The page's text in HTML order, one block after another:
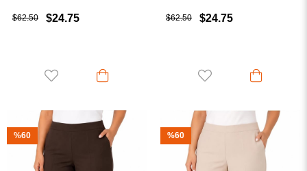
$24.75
$62.50 $24.75
$62.50
%60 %60